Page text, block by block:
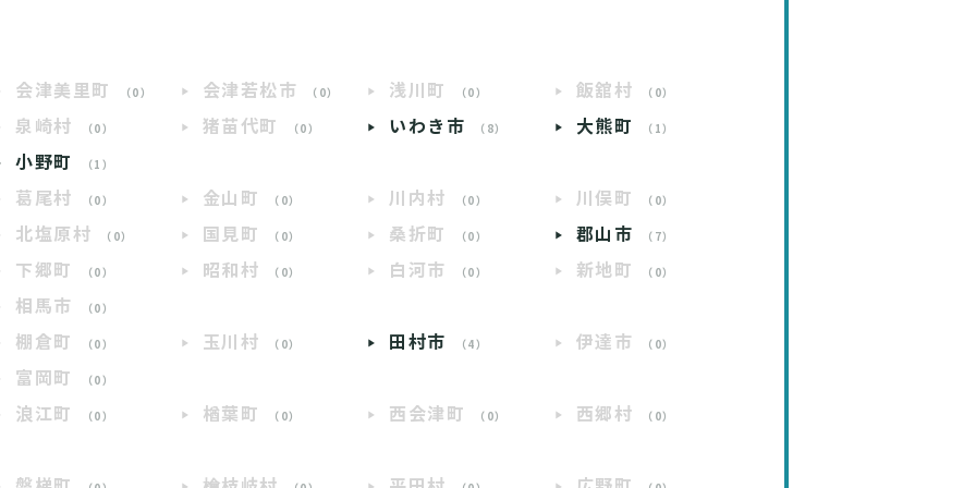
会津美里町 （0） 会津若松市 （0） 浅川町 （0） 飯舘村 （0）
泉崎村 （0） 猪苗代町 （0） いわき市 （8） 大熊町 （1）
小野町 （1）
葛尾村 （0） 金山町 （0） 川内村 （0） 川俣町 （0）
北塩原村 （0） 国見町 （0） 桑折町 （0） 郡山市 （7）
下郷町 （0） 昭和村 （0） 白河市 （0） 新地町 （0）
相馬市 （0）
棚倉町 （0） 玉川村 （0） 田村市 （4） 伊達市 （0）
富岡町 （0）
浪江町 （0） 楢葉町 （0） 西会津町 （0） 西郷村 （0）